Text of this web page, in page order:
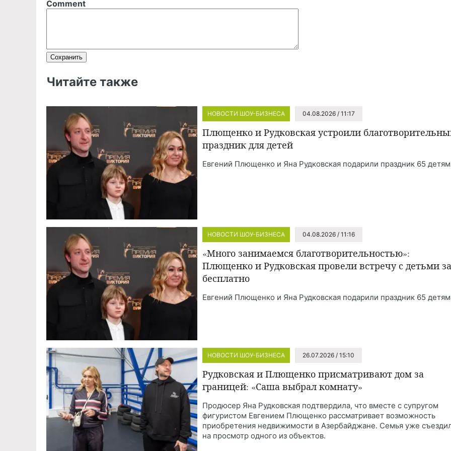
Comment
Читайте также
НОВОСТИ ШОУ-БИЗНЕСА 04.08.2026 / 11:17
Плющенко и Рудковская устроили
праздник для детей
Евгений Плющенко и Яна Рудковская подарили праздник 65
НОВОСТИ ШОУ-БИЗНЕСА 04.08.2026 / 11:16
«Много занимаемся благотворительностью»:
Плющенко и Рудковская провели встречу с детьми за
бесплатно
Евгений Плющенко и Яна Рудковская подарили праздник 65
НОВОСТИ ШОУ-БИЗНЕСА 26.07.2026 / 15:10
Рудковская и Плющенко присматривают дом за
границей: «Саша выбрал комнату»
Продюсер Яна Рудковская подтвердила, что вместе с супругом
фигуристом Евгением Плющенко рассматривает возможность
приобретения недвижимости в Азербайджане. Семья уже
на просмотр одного из объектов.